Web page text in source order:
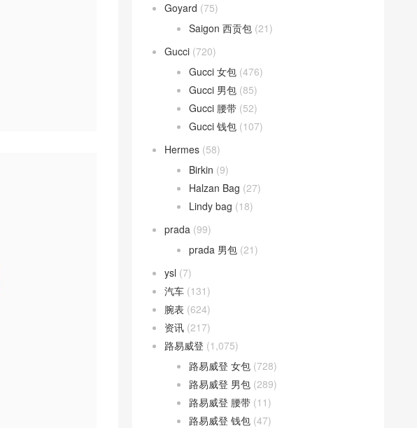
Goyard (75)
Saigon 西贡包 (21)
Gucci (720)
Gucci 女包 (476)
Gucci 男包 (85)
Gucci 腰带 (52)
Gucci 钱包 (107)
Hermes (58)
Birkin (9)
Halzan Bag (27)
Lindy bag (18)
prada (99)
prada 男包 (21)
ysl (7)
汽车 (131)
腕表 (624)
资讯 (217)
路易威登 (1,075)
路易威登 女包 (728)
路易威登 男包 (289)
路易威登 腰带 (11)
路易威登 钱包 (47)